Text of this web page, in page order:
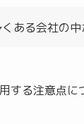
ある会社の中
する注意点に